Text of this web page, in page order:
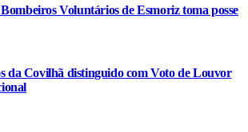
Voluntários de Esmoriz toma posse
da Covilhã distinguido com Voto de Louvor